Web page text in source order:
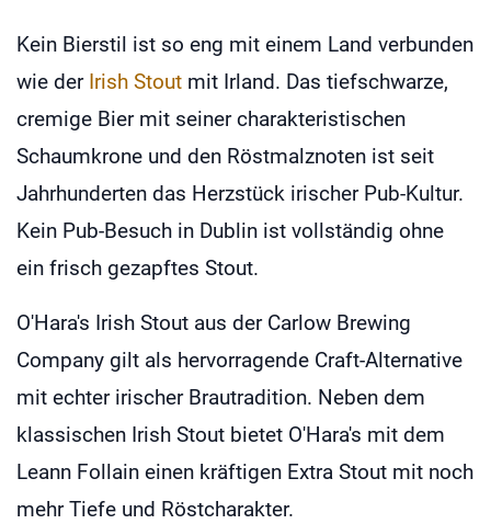
Kein Bierstil ist so eng mit einem Land verbunden
wie der Irish Stout mit Irland. Das tiefschwarze,
cremige Bier mit seiner charakteristischen
Schaumkrone und den Röstmalznoten ist seit
Jahrhunderten das Herzstück irischer Pub-Kultur.
Kein Pub-Besuch in Dublin ist vollständig ohne
ein frisch gezapftes Stout.
O'Hara's Irish Stout aus der Carlow Brewing
Company gilt als hervorragende Craft-Alternative
mit echter irischer Brautradition. Neben dem
klassischen Irish Stout bietet O'Hara's mit dem
Leann Follain einen kräftigen Extra Stout mit noch
mehr Tiefe und Röstcharakter.